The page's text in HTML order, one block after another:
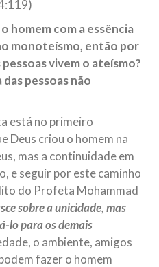
homem com a essência
monoteísmo, então por
vivem o ateísmo?
pessoas não
está no primeiro
Deus criou o homem na
mas a continuidade em
e seguir por este caminho
do Profeta Mohammad
sobre a unicidade, mas
lo para os demais
o ambiente, amigos
fazer o homem